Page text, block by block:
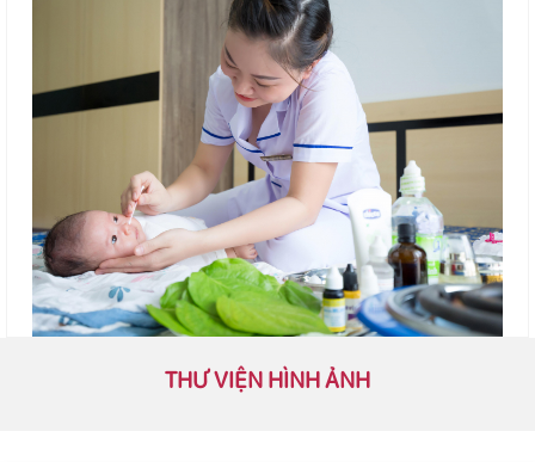
THƯ VIỆN HÌNH ẢNH